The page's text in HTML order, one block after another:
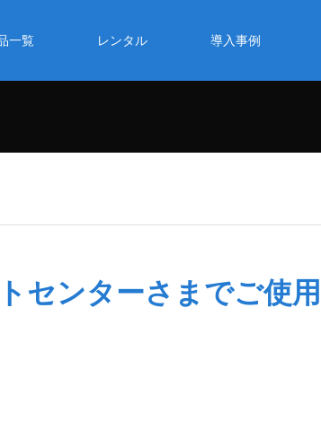
一覧 レンタル 導入事例
センターさまでご使